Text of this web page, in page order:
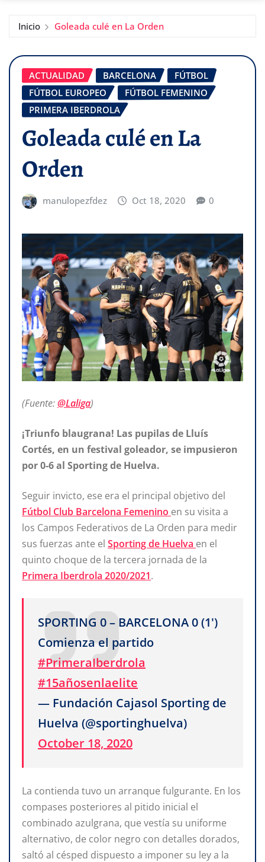
Inicio Goleada culé en La Orden
ACTUALIDAD BARCELONA
FÚTBOL
FÚTBOL EUROPEO
FÚTBOL FEMENINO
PRIMERA IBERDROLA
Goleada culé en La
Orden
manulopezfdez Oct 18, 2020 0
(Fuente:@Laliga)
¡Triunfo blaugrana! Las pupilas de Lluís
Cortés, en un festival goleador, se impusieron
por 0-6 al Sporting de Huelva.
Seguir invicto, ese era el principal objetivo del
Fútbol Club Barcelona Femenino en su visita a
los Campos Federativos de La Orden para medir
sus fuerzas ante el Sporting de Huelva en el
quinto choque de la tercera jornada de la
Primera Iberdrola 2020/2021.
SPORTING 0 – BARCELONA 0 (1')
Comienza el partido
#PrimeraIberdrola
#15añosenlaelite
— Fundación Cajasol Sporting de
Huelva (@sportinghuelva)
October 18, 2020
La contienda tuvo un arranque fulgurante. En los
compases posteriores al pitido inicial el
combinado azulgrana, que vestía su uniforme
alternativo, de color negro con detalles dorados,
saltó al césped dispuesto a imponer su ley a la